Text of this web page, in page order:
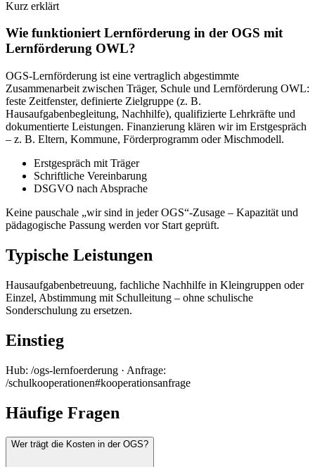
Kurz erklärt
Wie funktioniert Lernförderung in der OGS mit
Lernförderung OWL?
OGS-Lernförderung ist eine vertraglich abgestimmte
Zusammenarbeit zwischen Träger, Schule und Lernförderung OWL:
feste Zeitfenster, definierte Zielgruppe (z. B.
Hausaufgabenbegleitung, Nachhilfe), qualifizierte Lehrkräfte und
dokumentierte Leistungen. Finanzierung klären wir im Erstgespräch
– z. B. Eltern, Kommune, Förderprogramm oder Mischmodell.
Erstgespräch mit Träger
Schriftliche Vereinbarung
DSGVO nach Absprache
Keine pauschale „wir sind in jeder OGS“-Zusage – Kapazität und
pädagogische Passung werden vor Start geprüft.
Typische Leistungen
Hausaufgabenbetreuung, fachliche Nachhilfe in Kleingruppen oder
Einzel, Abstimmung mit Schulleitung – ohne schulische
Sonderschulung zu ersetzen.
Einstieg
Hub: /ogs-lernfoerderung · Anfrage:
/schulkooperationen#kooperationsanfrage
Häufige Fragen
Wer trägt die Kosten in der OGS?